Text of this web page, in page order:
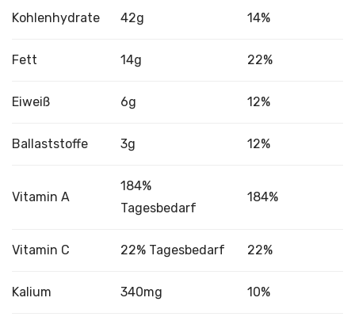
Kohlenhydrate 42g 14%
Fett 14g 22%
Eiweiß 6g 12%
Ballaststoffe 3g 12%
Vitamin A
184%
Tagesbedarf
184%
Vitamin C 22% Tagesbedarf 22%
Kalium 340mg 10%